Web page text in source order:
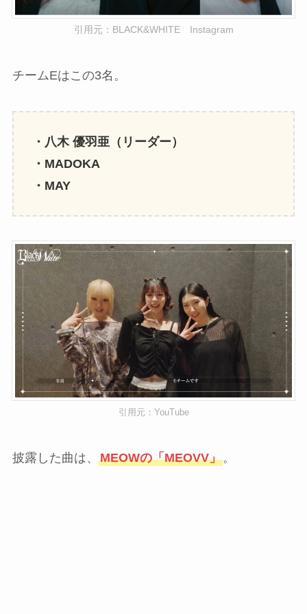
引用元：BLACK&WHITE Instagram
チームEはこの3名。
・八木 優羽亜（リーダー）
・MADOKA
・MAY
引用元：YouTube
披露した曲は、 MEOWの「MEOVV」。